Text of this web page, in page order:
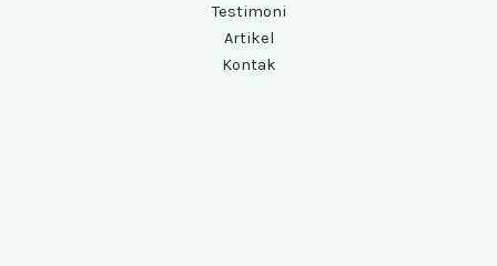
Testimoni
Artikel
Kontak